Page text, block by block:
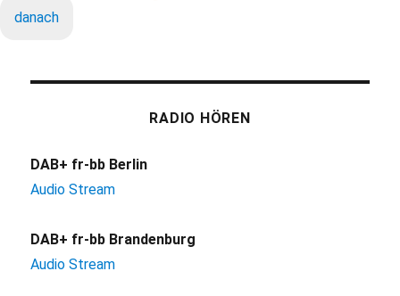
danach
RADIO HÖREN
DAB+ fr-bb Berlin
Audio Stream
DAB+ fr-bb Brandenburg
Audio Stream